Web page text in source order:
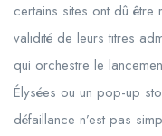
certains sites ont dû
validité de leurs titres
qui orchestre le
Élysées ou un pop-up
défaillance n’est pas